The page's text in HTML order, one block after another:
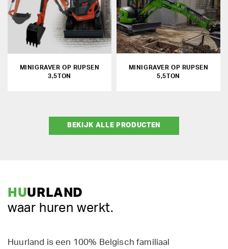
MINIGRAVER OP RUPSEN
3,5TON
MINIGRAVER OP RUPSEN
5,5TON
BEKIJK ALLE PRODUCTEN
HUURLAND
waar huren werkt.
Huurland is een 100% Belgisch familiaal